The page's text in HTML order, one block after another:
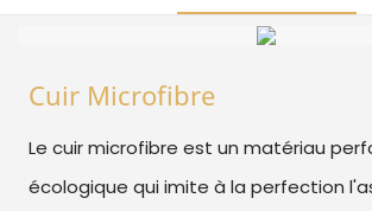
Cuir Microfibre
Le cuir microfibre est un matériau
écologique qui imite à la perfection